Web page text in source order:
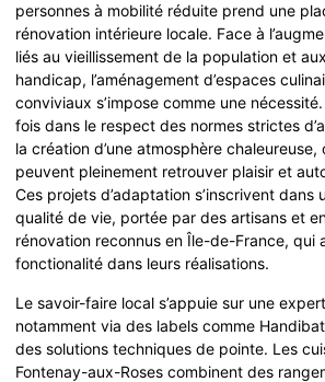
personnes à mobilité réduite prend une
rénovation intérieure locale. Face à
liés au vieillissement de la population et
handicap, l’aménagement d’espaces
conviviaux s’impose comme une
fois dans le respect des normes strictes
la création d’une atmosphère
peuvent pleinement retrouver plaisir et
Ces projets d’adaptation s’inscrivent dans
qualité de vie, portée par des artisans et
rénovation reconnus en Île-de-France, qui
fonctionalité dans leurs réalisations.
Le savoir-faire local s’appuie sur une
notamment via des labels comme
des solutions techniques de pointe. Les
Fontenay-aux-Roses combinent des